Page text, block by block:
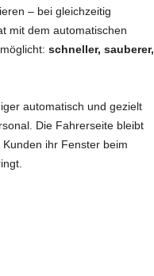
– bei gleichzeitig
mit dem automatischen
schneller, sauberer,
automatisch und gezielt
Die Fahrerseite bleibt
ihr Fenster beim